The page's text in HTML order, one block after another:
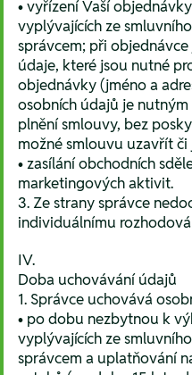
• vyřízení Vaší
vyplývajících ze
správcem; při
údaje, které jsou nutné
objednávky (jméno a
osobních údajů je
plnění smlouvy, bez
možné smlouvu uzavřít
• zasílání obchodních
marketingových aktivit.
3. Ze strany správce
individuálnímu
IV.
Doba uchovávání údajů
1. Správce uchovává
• po dobu nezbytnou k
vyplývajících ze
správcem a uplatňování